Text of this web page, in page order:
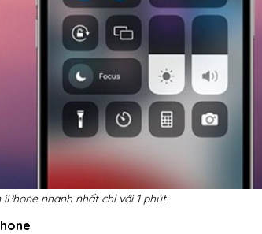
iPhone nhanh nhất chỉ với 1 phút